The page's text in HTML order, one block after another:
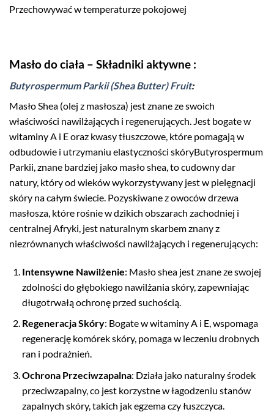
Przechowywać w temperaturze pokojowej
Masło do ciała – Składniki aktywne :
Butyrospermum Parkii (Shea Butter) Fruit:
Masło Shea (olej z masłosza) jest znane ze swoich
właściwości nawilżających i regenerujących. Jest bogate w
witaminy A i E oraz kwasy tłuszczowe, które pomagają w
odbudowie i utrzymaniu elastyczności skóryButyrospermum
Parkii, znane bardziej jako masło shea, to cudowny dar
natury, który od wieków wykorzystywany jest w pielęgnacji
skóry na całym świecie. Pozyskiwane z owoców drzewa
masłosza, które rośnie w dzikich obszarach zachodniej i
centralnej Afryki, jest naturalnym skarbem znany z
niezrównanych właściwości nawilżających i regenerujących:
Intensywne Nawilżenie: Masło shea jest znane ze swojej
zdolności do głębokiego nawilżania skóry, zapewniając
długotrwałą ochronę przed suchością.
Regeneracja Skóry: Bogate w witaminy A i E, wspomaga
regenerację komórek skóry, pomaga w leczeniu drobnych
ran i podrażnień.
Ochrona Przeciwzapalna: Działa jako naturalny środek
przeciwzapalny, co jest korzystne w łagodzeniu stanów
zapalnych skóry, takich jak egzema czy łuszczyca.